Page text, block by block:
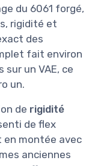
du 6061 forgé,
rigidité et
des
fait environ
sur un VAE, ce
un.
de rigidité
de flex
en montée avec
anciennes